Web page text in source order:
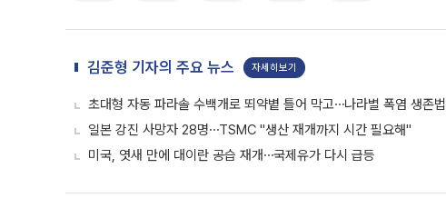
김준형 기자의 주요 뉴스 자세히보기
초대형 자동 파라솔 수백개로 뙤약볕 틀어 막고⋯나라별 폭염 생존법
일본 강진 사망자 28명⋯TSMC "생산 재개까지 시간 필요해"
미국, 엿새 만에 대이란 공습 재개⋯국제유가 다시 급등